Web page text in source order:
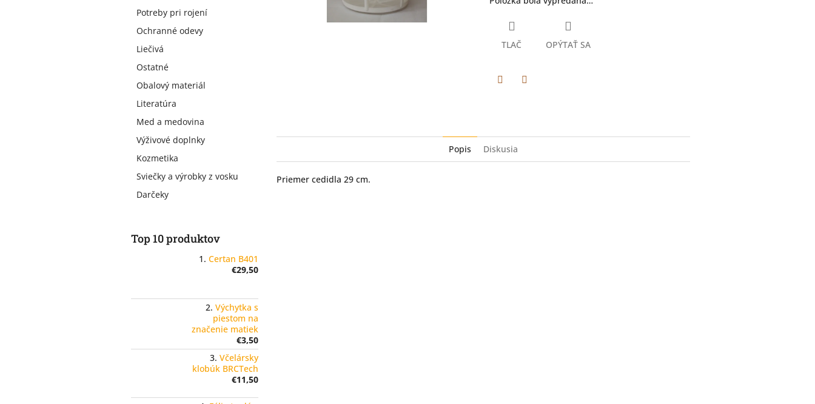
Potreby pri rojení
Ochranné odevy
Liečivá
Ostatné
Obalový materiál
Literatúra
Med a medovina
Výživové doplnky
Kozmetika
Sviečky a výrobky z vosku
Darčeky
Top 10 produktov
Certan B401
€29,50
Výchytka s
piestom na
značenie matiek
€3,50
Včelársky
klobúk BRCTech
€11,50
TLAČ OPÝTAŤ SA
Popis Diskusia
Priemer cedidla 29 cm.